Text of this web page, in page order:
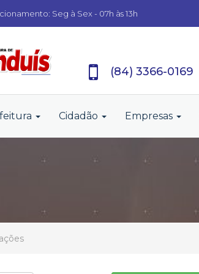
Seg à Sex - 07h às 13h
(84) 3366-0169
Cidadão Empresas